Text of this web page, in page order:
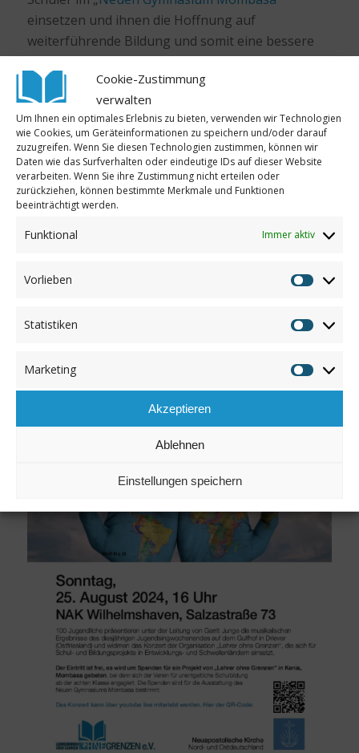
Cookie-Zustimmung
verwalten
Um Ihnen ein optimales Erlebnis zu bieten, verwenden wir Technologien
wie Cookies, um Geräteinformationen zu speichern und/oder darauf
zuzugreifen. Wenn Sie diesen Technologien zustimmen, können wir
Daten wie das Surfverhalten oder eindeutige IDs auf dieser Website
verarbeiten. Wenn Sie ihre Zustimmung nicht erteilen oder
zurückziehen, können bestimmte Merkmale und Funktionen
beeinträchtigt werden.
Funktional Immer aktiv
Vorlieben
Statistiken
Marketing
Akzeptieren
Ablehnen
Einstellungen speichern
einsetzen und ihnen die Hoffnung auf
weiterführende Bildung und somit eine bessere
Zukunft geben.
Wir laden Sie herzlich ein, live in Wilhelmshaven
oder online dabei zu sein.Hier können Sie die
Live-Übertragung miterleben.
Wir danken Herrn Junge sowie allen Mitwirkenden
für ihr großes Engagement!
Wilhelmshaven
wurde das Benefizkonzert angekündigt.